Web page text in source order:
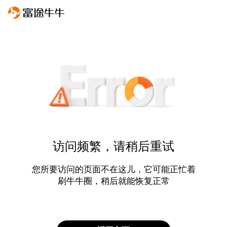
访问频繁，请稍后重试
您所要访问的页面不在这儿，它可能正忙着
刷牛牛圈，稍后就能恢复正常